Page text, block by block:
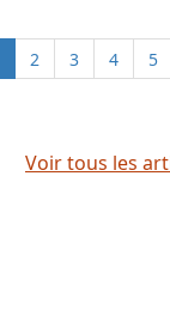
2 3 4 5
Voir tous les